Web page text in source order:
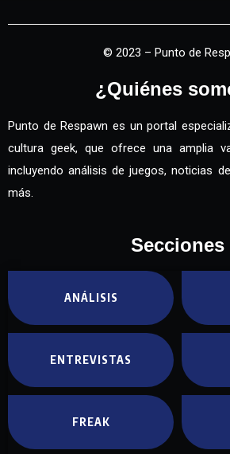
© 2023 – Punto de
¿Quiénes
Punto de Respawn es un portal
cultura geek, que ofrece una amplia
incluyendo análisis de juegos, noticias
más.
Secciones
ANÁLISIS
ENTREVISTAS
FREAK